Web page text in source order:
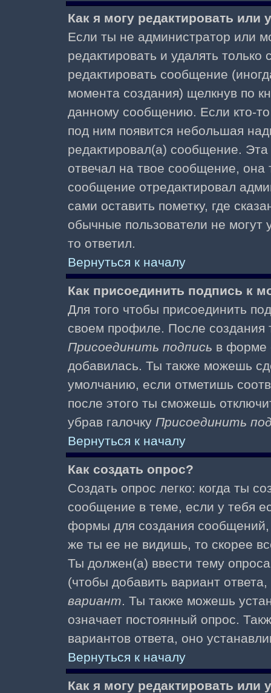
Как я могу редактировать или
Если ты не администратор или
редактировать и удалять
редактировать сообщение
момента создания) щелкнув по
данному сообщению. Если кто-
под ним появится небольшая
редактировал(а) сообщение. Эта
отвечал на твое сообщение, она
сообщение отредактировал
сами оставить пометку, где
обычные пользователи не могут
то ответил.
Вернуться к началу
Как присоединить подпись к
Для того чтобы присоединить
своем профиле. После создания
Присоединить подпись в форме
добавилась. Ты также можешь
умолчанию, если отметишь
после этого ты сможешь
убрав галочку Присоединить
Вернуться к началу
Как создать опрос?
Создать опрос легко: когда ты
сообщение в теме, если у тебя
формы для создания
же ты ее не видишь, то скорее
Ты должен(а) ввести тему
(чтобы добавить вариант
вариант. Ты также можешь
означает постоянный опрос.
вариантов ответа, оно
Вернуться к началу
Как я могу редактировать или